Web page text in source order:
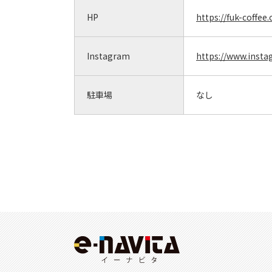
HP https://fuk-
Instagram https://
駐車場 なし